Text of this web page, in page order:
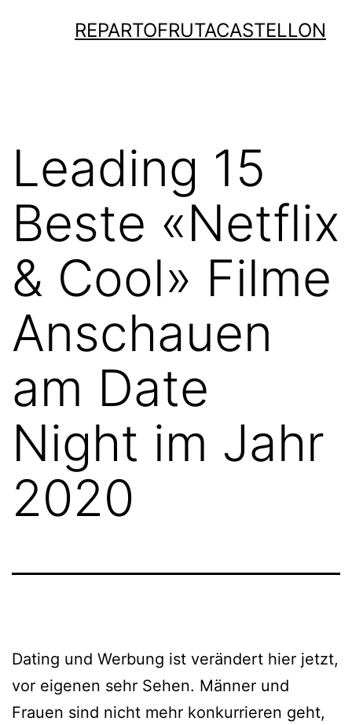
REPARTOFRUTACASTELLON
Leading 15
Beste «Netflix
& Cool» Filme
Anschauen
am Date
Night im Jahr
2020
Dating und Werbung ist verändert hier jetzt,
vor eigenen sehr Sehen. Männer und
Frauen sind nicht mehr konkurrieren geht,